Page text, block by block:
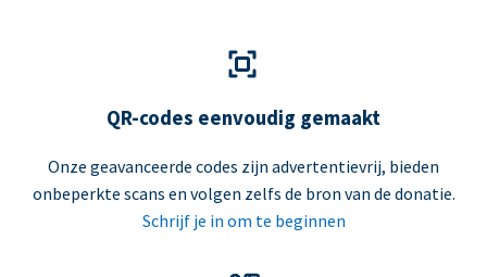
QR-codes eenvoudig gemaakt
Onze geavanceerde codes zijn advertentievrij, bieden
onbeperkte scans en volgen zelfs de bron van de donatie.
Schrijf je in om te beginnen